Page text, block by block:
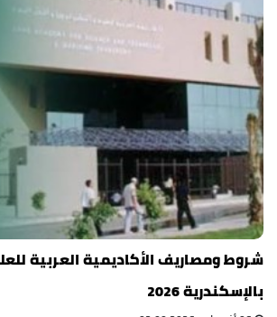
شروط ومصاريف الأكاديمية العربية
بالإسكندرية 2026